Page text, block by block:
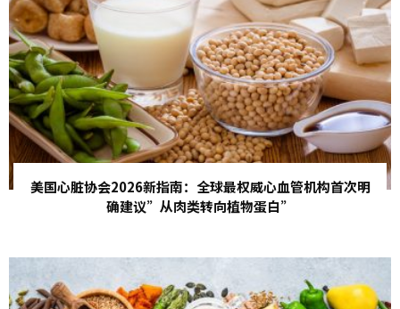
美国心脏协会2026新指南：全球最权威心血管机构首次明
确建议”从肉类转向植物蛋白”